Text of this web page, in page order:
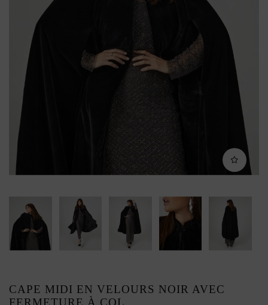
CAPE MIDI EN VELOURS NOIR AVEC
FERMETURE À COL